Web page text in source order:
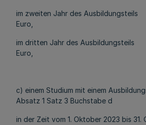
im zweiten Jahr des
Euro,
im dritten Jahr des
Euro,
c) einem Studium mit einem
Absatz 1 Satz 3 Buchstabe d
in der Zeit vom 1. Oktober 2023 bis 31.